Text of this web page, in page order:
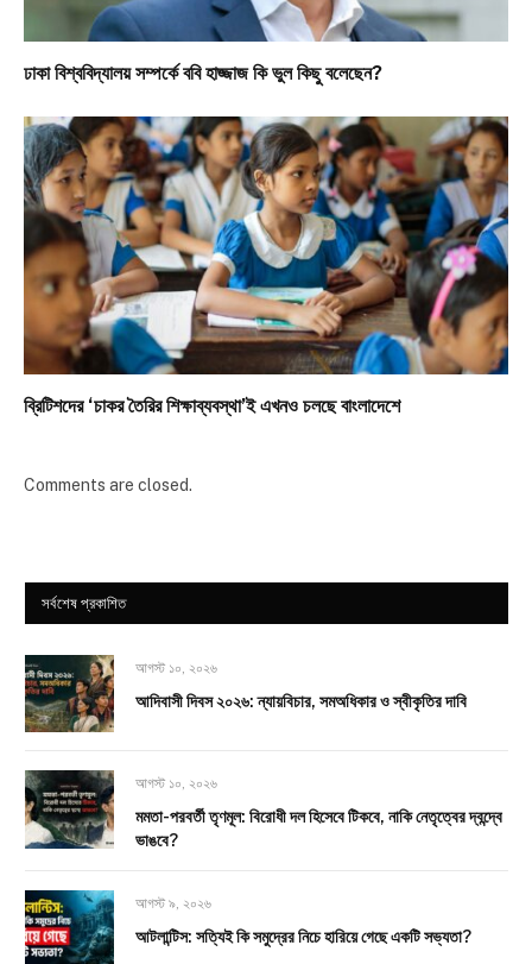
ঢাকা বিশ্ববিদ্যালয় সম্পর্কে ববি হাজ্জাজ কি ভুল কিছু বলেছেন?
ব্রিটিশদের ‘চাকর তৈরির শিক্ষাব্যবস্থা’ই এখনও চলছে বাংলাদেশে
Comments are closed.
সর্বশেষ প্রকাশিত
আগস্ট ১০, ২০২৬
আদিবাসী দিবস ২০২৬: ন্যায়বিচার, সমঅধিকার ও স্বীকৃতির দাবি
আগস্ট ১০, ২০২৬
মমতা-পরবর্তী তৃণমূল: বিরোধী দল হিসেবে টিকবে, নাকি নেতৃত্বের দ্বন্দ্বে
ভাঙবে?
আগস্ট ৯, ২০২৬
আটলান্টিস: সত্যিই কি সমুদ্রের নিচে হারিয়ে গেছে একটি সভ্যতা?